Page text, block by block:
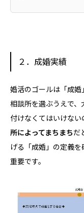
２．成婚実績
婚活のゴールは「成
相談所を選ぶうえで
付けなくてはいけない
所によってまちまちだ
げる「成婚」の定義
重要です。